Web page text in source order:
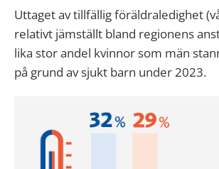
Uttaget av tillfällig föräldraledighet
relativt jämställt bland regionens
lika stor andel kvinnor som män
på grund av sjukt barn under 2023.